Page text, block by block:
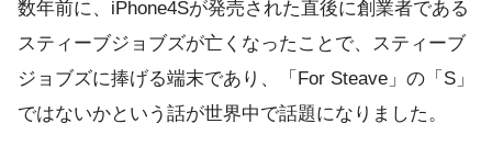
数年前に、iPhone4Sが発売された直後に創業者である
スティーブジョブズが亡くなったことで、スティーブ
ジョブズに捧げる端末であり、「For Steave」の「S」
ではないかという話が世界中で話題になりました。